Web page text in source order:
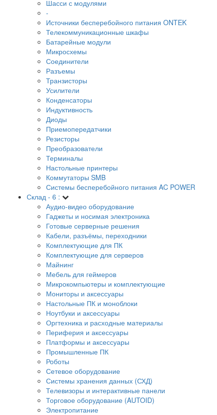
Шасси с модулями
-
Источники бесперебойного питания ONTEK
Телекоммуникационные шкафы
Батарейные модули
Микросхемы
Соединители
Разъемы
Транзисторы
Усилители
Конденсаторы
Индуктивность
Диоды
Приемопередатчики
Резисторы
Преобразователи
Терминалы
Настольные принтеры
Коммутаторы SMB
Системы бесперебойного питания AC POWER
Склад - 6 :
Аудио-видео оборудование
Гаджеты и носимая электроника
Готовые серверные решения
Кабели, разъёмы, переходники
Комплектующие для ПК
Комплектующие для серверов
Майнинг
Мебель для геймеров
Микрокомпьютеры и комплектующие
Мониторы и аксессуары
Настольные ПК и моноблоки
Ноутбуки и аксессуары
Оргтехника и расходные материалы
Периферия и аксессуары
Платформы и аксессуары
Промышленные ПК
Роботы
Сетевое оборудование
Системы хранения данных (СХД)
Телевизоры и интерактивные панели
Торговое оборудование (AUTOID)
Электропитание